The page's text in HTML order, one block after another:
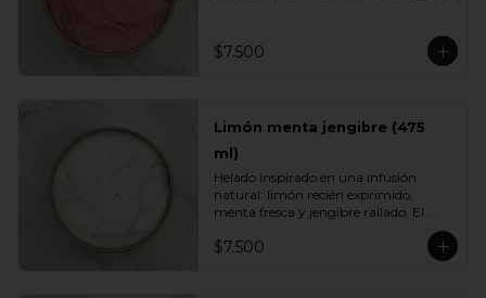
textura ligera lo convierten en un
helado fresco, aromático y perfecto
$7.500
Limón menta jengibre (475
ml)
Helado inspirado en una infusión
natural: limón recién exprimido,
menta fresca y jengibre rallado. El
refrescante y ligeramente especiado,
$7.500